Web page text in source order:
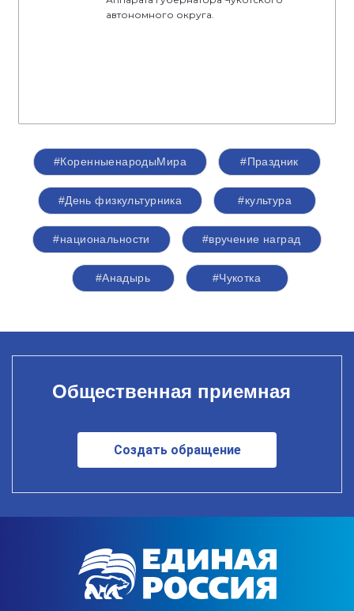
автономного округа.
#КоренныенародыМира #Праздник
#День физкультурника #культура
#национальности #вручение наград
#Анадырь #Чукотка
Общественная приемная
Создать обращение